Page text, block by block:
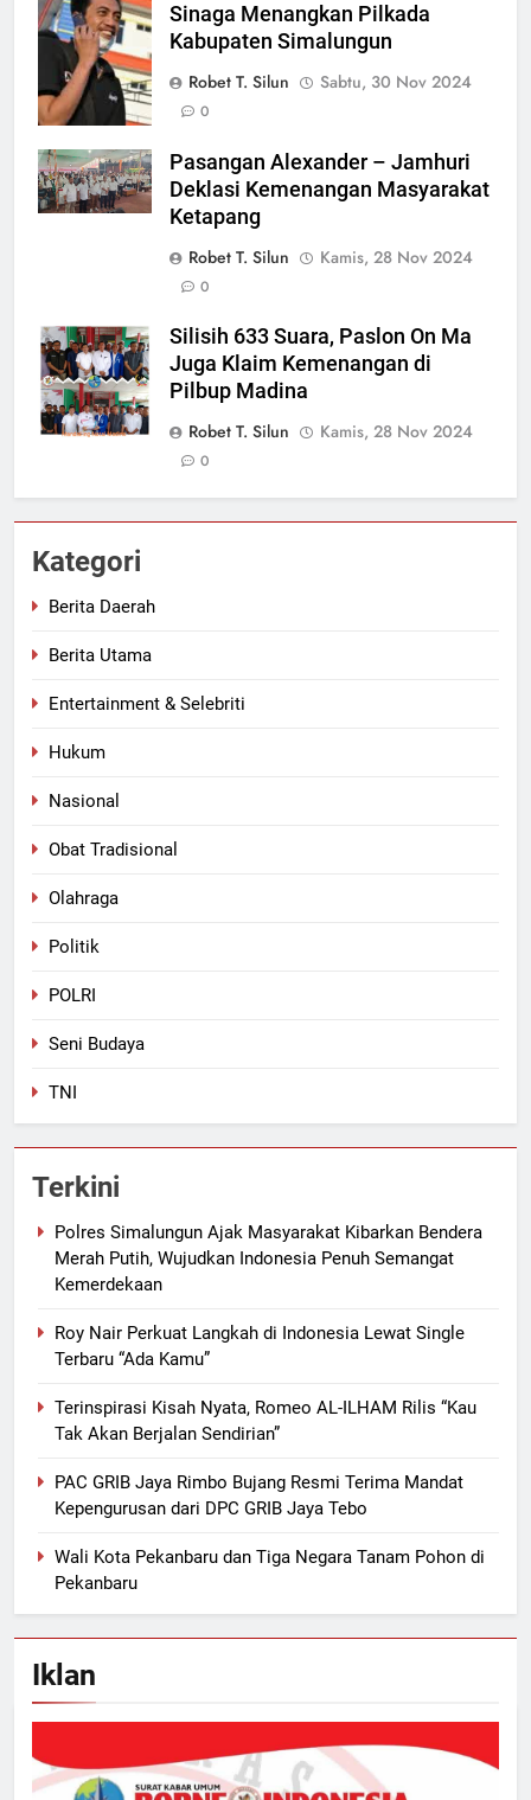
Sinaga Menangkan Pilkada
Kabupaten Simalungun
Robet T. Silun
Sabtu, 30 Nov 2024
0
Pasangan Alexander – Jamhuri
Deklasi Kemenangan Masyarakat
Ketapang
Robet T. Silun
Kamis, 28 Nov 2024
0
Silisih 633 Suara, Paslon On Ma
Juga Klaim Kemenangan di
Pilbup Madina
Robet T. Silun
Kamis, 28 Nov 2024
0
Kategori
Berita Daerah
Berita Utama
Entertainment & Selebriti
Hukum
Nasional
Obat Tradisional
Olahraga
Politik
POLRI
Seni Budaya
TNI
Terkini
Polres Simalungun Ajak Masyarakat Kibarkan Bendera
Merah Putih, Wujudkan Indonesia Penuh Semangat
Kemerdekaan
Roy Nair Perkuat Langkah di Indonesia Lewat Single
Terbaru “Ada Kamu”
Terinspirasi Kisah Nyata, Romeo AL-ILHAM Rilis “Kau
Tak Akan Berjalan Sendirian”
PAC GRIB Jaya Rimbo Bujang Resmi Terima Mandat
Kepengurusan dari DPC GRIB Jaya Tebo
Wali Kota Pekanbaru dan Tiga Negara Tanam Pohon di
Pekanbaru
Iklan